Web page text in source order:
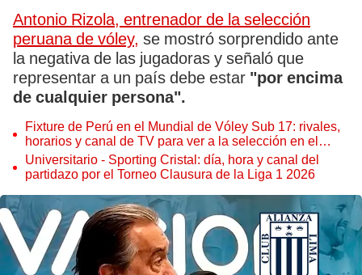
Antonio Rizola, entrenador de la selección
peruana de vóley, se mostró sorprendido ante
la negativa de las jugadoras y señaló que
representar a un país debe estar "por encima
de cualquier persona".
Fixture de Perú en el Mundial de Vóley Sub 17: rivales,
horarios y canal de TV para ver a la selección en el
torneo
Universitario - Sporting Cristal: día, hora y canal del
partidazo por el Torneo Clausura de la Liga 1 2026